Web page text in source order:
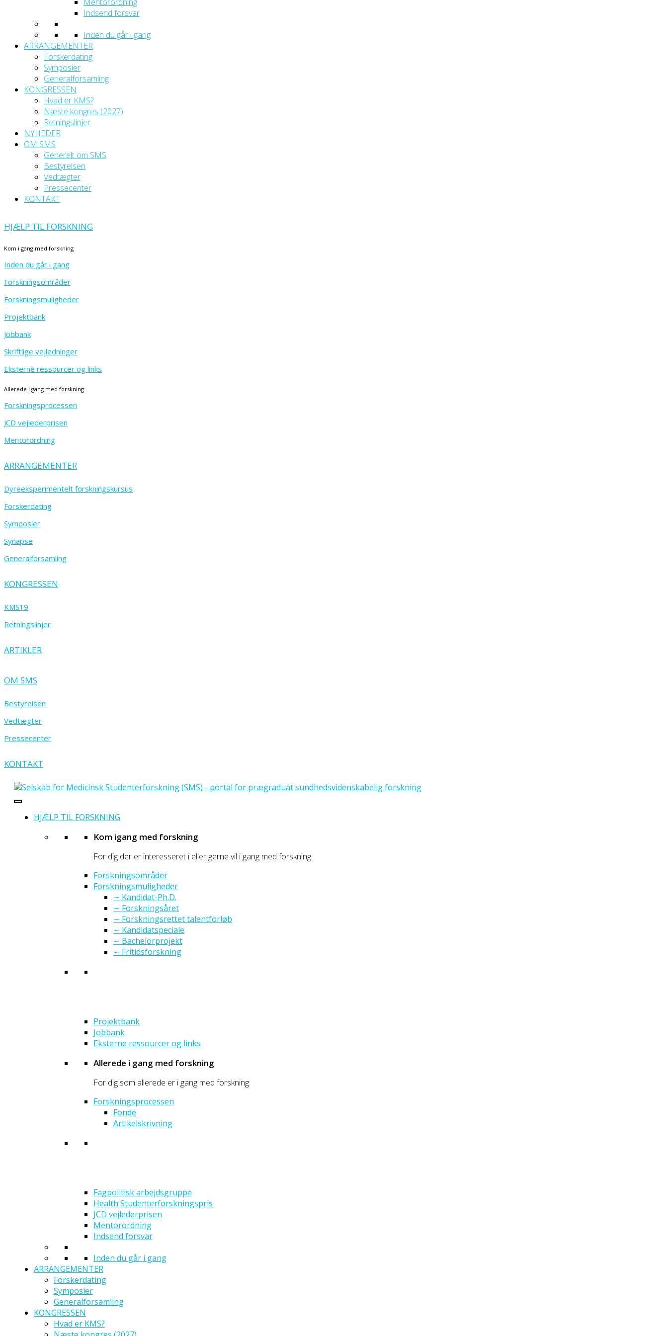
Indsend forsvar
Inden du går i gang
ARRANGEMENTER
Forskerdating
Symposier
Generalforsamling
KONGRESSEN
Hvad er KMS?
Næste kongres (2027)
Retningslinjer
NYHEDER
OM SMS
Generelt om SMS
Bestyrelsen
Vedtægter
Pressecenter
KONTAKT
HJÆLP TIL FORSKNING
Kom i gang med forskning
Inden du går i gang
Forskningsområder
Forskningsmuligheder
Projektbank
Jobbank
Skriftlige vejledninger
Eksterne ressourcer og links
Allerede i gang med forskning
Forskningsprocessen
JCD vejlederprisen
Mentorordning
ARRANGEMENTER
Dyreeksperimentelt forskningskursus
Forskerdating
Symposier
Synapse
Generalforsamling
KONGRESSEN
KMS19
Retningslinjer
ARTIKLER
OM SMS
Bestyrelsen
Vedtægter
Pressecenter
KONTAKT
- portal for prægraduate sundhedsforskere
HJÆLP TIL FORSKNING
Kom igang med forskning
For dig der er interesseret i eller gerne vil i gang med forskning.
Forskningsområder
Forskningsmuligheder
∽ Kandidat-Ph.D.
∽ Forskningsåret
∽ Forskningsrettet talentforløb
∽ Kandidatspeciale
∽ Bachelorprojekt
∽ Fritidsforskning
Projektbank
Jobbank
Eksterne ressourcer og links
Allerede i gang med forskning
For dig som allerede er i gang med forskning.
Forskningsprocessen
Fonde
Artikelskrivning
Fagpolitisk arbejdsgruppe
Health Studenterforskningspris
JCD vejlederprisen
Mentorordning
Indsend forsvar
Inden du går i gang
ARRANGEMENTER
Forskerdating
Symposier
Generalforsamling
KONGRESSEN
Hvad er KMS?